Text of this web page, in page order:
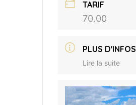
TARIF
70.00
PLUS D'INFOS
Lire la suite